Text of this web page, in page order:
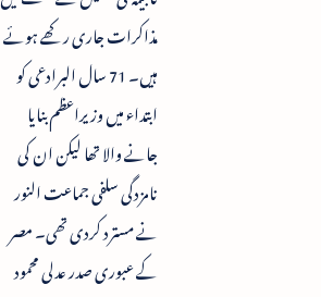
مذاکرات جاری رکھے ہوئے
ہیں۔ 71 سال البرادعی کو
ابتداء میں وزیراعظم بنایا
جانے والا تھا لیکن ان کی
نامزدگی سلفی جماعت النور
نے مسترد کردی تھی۔ مصر
کے عبوری صدر عدلی محمود